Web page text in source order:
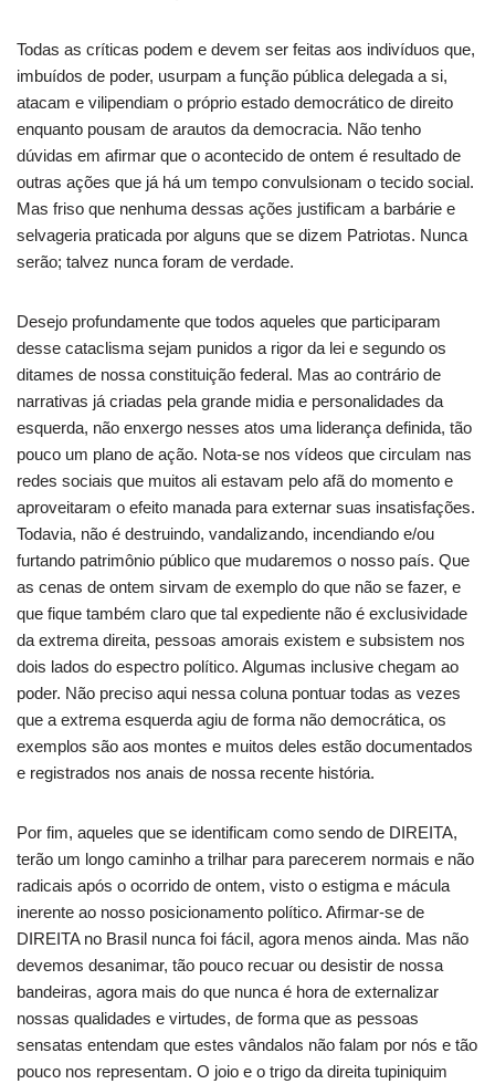
Todas as críticas podem e devem ser feitas aos indivíduos que,
imbuídos de poder, usurpam a função pública delegada a si,
atacam e vilipendiam o próprio estado democrático de direito
enquanto pousam de arautos da democracia. Não tenho
dúvidas em afirmar que o acontecido de ontem é resultado de
outras ações que já há um tempo convulsionam o tecido social.
Mas friso que nenhuma dessas ações justificam a barbárie e
selvageria praticada por alguns que se dizem Patriotas. Nunca
serão; talvez nunca foram de verdade.
Desejo profundamente que todos aqueles que participaram
desse cataclisma sejam punidos a rigor da lei e segundo os
ditames de nossa constituição federal. Mas ao contrário de
narrativas já criadas pela grande midia e personalidades da
esquerda, não enxergo nesses atos uma liderança definida, tão
pouco um plano de ação. Nota-se nos vídeos que circulam nas
redes sociais que muitos ali estavam pelo afã do momento e
aproveitaram o efeito manada para externar suas insatisfações.
Todavia, não é destruindo, vandalizando, incendiando e/ou
furtando patrimônio público que mudaremos o nosso país. Que
as cenas de ontem sirvam de exemplo do que não se fazer, e
que fique também claro que tal expediente não é exclusividade
da extrema direita, pessoas amorais existem e subsistem nos
dois lados do espectro político. Algumas inclusive chegam ao
poder. Não preciso aqui nessa coluna pontuar todas as vezes
que a extrema esquerda agiu de forma não democrática, os
exemplos são aos montes e muitos deles estão documentados
e registrados nos anais de nossa recente história.
Por fim, aqueles que se identificam como sendo de DIREITA,
terão um longo caminho a trilhar para parecerem normais e não
radicais após o ocorrido de ontem, visto o estigma e mácula
inerente ao nosso posicionamento político. Afirmar-se de
DIREITA no Brasil nunca foi fácil, agora menos ainda. Mas não
devemos desanimar, tão pouco recuar ou desistir de nossa
bandeiras, agora mais do que nunca é hora de externalizar
nossas qualidades e virtudes, de forma que as pessoas
sensatas entendam que estes vândalos não falam por nós e tão
pouco nos representam. O joio e o trigo da direita tupiniquim